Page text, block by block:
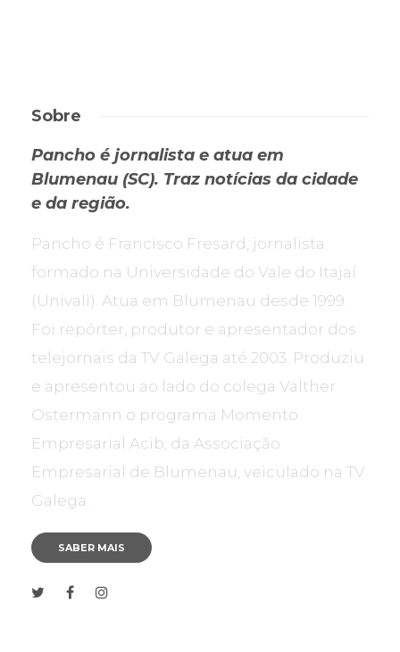
Sobre
Pancho é jornalista e atua em
Blumenau (SC). Traz notícias da cidade
e da região.
Pancho é Francisco Fresard, jornalista
formado na Universidade do Vale do Itajaí
(Univali). Atua em Blumenau desde 1999.
Foi repórter, produtor e apresentador dos
telejornais da TV Galega até 2003. Produziu
e apresentou ao lado do colega Valther
Ostermann o programa Momento
Empresarial Acib, da Associação
Empresarial de Blumenau, veiculado na TV
Galega.
SABER MAIS